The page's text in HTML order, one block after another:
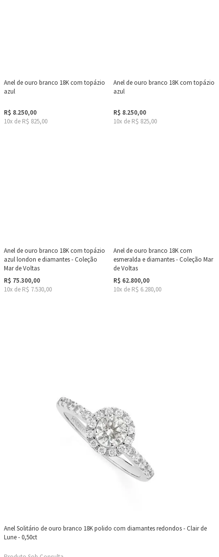
Anel de ouro branco 18K com topázio
azul
R$ 8.250,00
10x de R$ 825,00
Anel de ouro branco 18K com topázio
azul
R$ 8.250,00
10x de R$ 825,00
Anel de ouro branco 18K com topázio
azul london e diamantes - Coleção
Mar de Voltas
R$ 75.300,00
10x de R$ 7.530,00
Anel de ouro branco 18K com
esmeralda e diamantes - Coleção Mar
de Voltas
R$ 62.800,00
10x de R$ 6.280,00
Anel Solitário de ouro branco 18K polido com diamantes redondos - Clair de
Lune - 0,50ct